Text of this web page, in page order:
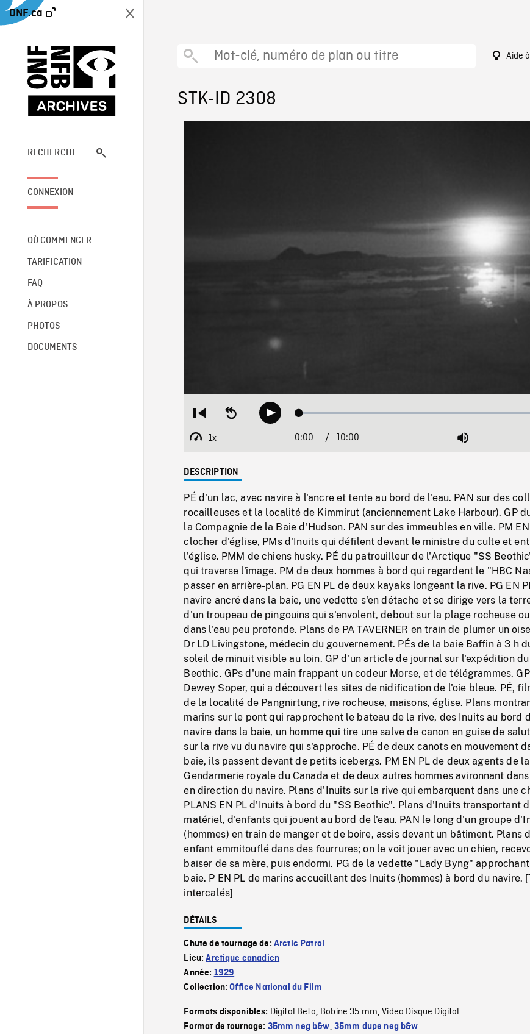
ONF.ca
RECHERCHE
CONNEXION
OÙ COMMENCER
TARIFICATION
FAQ
À PROPOS
PHOTOS
DOCUMENTS
Aide
STK-ID 2308
Restart
beginning
Seek
backwardPlay Loaded:
1x
Playback
Current
0:00 / Duration
10:00 Mute
DESCRIPTION
PÉ d'un lac, avec navire à l'ancre et tente au bord de l'eau. PAN sur des
rocailleuses et la localité de Kimmirut (anciennement Lake Harbour). GP
la Compagnie de la Baie d'Hudson. PAN sur des immeubles en ville. PM
clocher d'église, PMs d'Inuits qui défilent devant le ministre du culte et
l'église. PMM de chiens husky. PÉ du patrouilleur de l'Arctique "SS
qui traverse l'image. PM de deux hommes à bord qui regardent le "HBC
passer en arrière-plan. PG EN PL de deux kayaks longeant la rive. PG EN
navire ancré dans la baie, une vedette s'en détache et se dirige vers la
d'un troupeau de pingouins qui s'envolent, debout sur la plage rocheuse
dans l'eau peu profonde. Plans de PA TAVERNER en train de plumer un
Dr LD Livingstone, médecin du gouvernement. PÉs de la baie Baffin à 3 h
soleil de minuit visible au loin. GP d'un article de journal sur l'expédition du
Beothic. GPs d'une main frappant un codeur Morse, et de télégrammes. GP
Dewey Soper, qui a découvert les sites de nidification de l'oie bleue. PÉ,
de la localité de Pangnirtung, rive rocheuse, maisons, église. Plans
marins sur le pont qui rapprochent le bateau de la rive, des Inuits au bord
navire dans la baie, un homme qui tire une salve de canon en guise de
sur la rive vu du navire qui s'approche. PÉ de deux canots en mouvement
baie, ils passent devant de petits icebergs. PM EN PL de deux agents de la
Gendarmerie royale du Canada et de deux autres hommes avironnant
en direction du navire. Plans d'Inuits sur la rive qui embarquent dans une
PLANS EN PL d'Inuits à bord du "SS Beothic". Plans d'Inuits transportant
matériel, d'enfants qui jouent au bord de l'eau. PAN le long d'un groupe
(hommes) en train de manger et de boire, assis devant un bâtiment. Plans
enfant emmitouflé dans des fourrures; on le voit jouer avec un chien,
baiser de sa mère, puis endormi. PG de la vedette "Lady Byng"
baie. P EN PL de marins accueillant des Inuits (hommes) à bord du navire.
intercalés]
DÉTAILS
Chute de tournage de: Arctic Patrol
Lieu:Arctique canadien
Année: 1929
Collection:Office National du Film
Formats disponibles: Digital Beta, Bobine 35 mm,Video Disque Digital
Format de tournage: 35mm neg b&w, 35mm dupe neg b&w